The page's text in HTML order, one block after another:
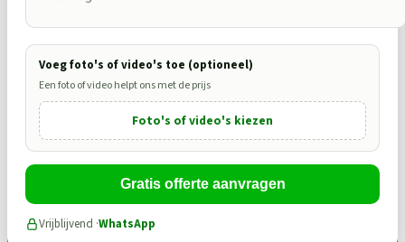
Voeg foto's of video's toe (optioneel)
Een foto of video helpt ons met de prijs
Foto's of video's kiezen
Gratis offerte aanvragen
Vrijblijvend ·WhatsApp